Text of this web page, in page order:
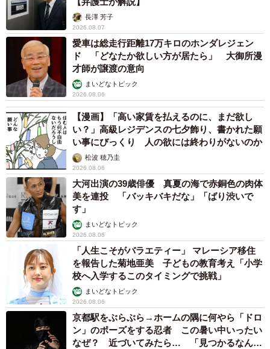
長澤 芳子
2026.08.07
愛車は総走行距離17万キロのホンダレジェン
ド 「どなたか欲しい方が居たら」 大御所漫
才師が譲渡の意向
まいどなトピック
2026.08.06
【漫画】「高い家賃を払えるのに、まだ欲し
い？」高級レジデンスの七夕飾り、書かれた願
い事にびっくり 人の欲には終わりがないのか
松波 穂乃圭
2026.08.06
大河出演の39歳俳優 真夏の海で赤銅色の肉体
美を連投 「バッキバキだな」「ばり渋いで
す」
まいどなトピック
2026.08.06
「人生こそがバラエティー」 マレーシア移住
を報告した菊地亜美 子どもの教育考え「小学
校へ入学するこのタイミングで挑戦」
まいどなトピック
2026.08.06
京都駅をぶらぶら→ホームの隅に何やら「ドロ
ン」のポーズをする忍者 この暑い中いったい
なぜ？ 近づいてみたら… 「見つかるなんて